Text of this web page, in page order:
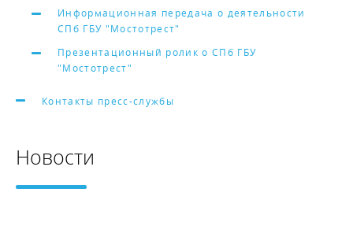
Информационная передача о деятельности
СПб ГБУ "Мостотрест"
Презентационный ролик о СПб ГБУ
"Мостотрест"
Контакты пресс-службы
Новости